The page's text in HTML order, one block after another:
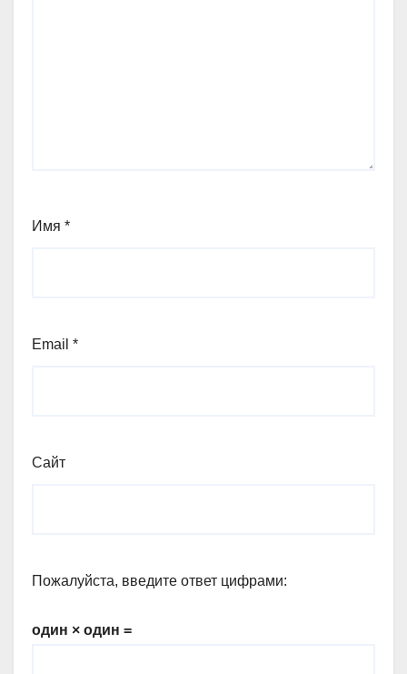
Имя *
Email *
Сайт
Пожалуйста, введите ответ цифрами:
один × один =